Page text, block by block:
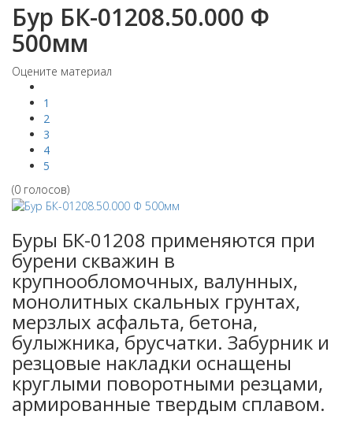
Бур БК-01208.50.000 Ф
500мм
Оцените материал
1
2
3
4
5
(0 голосов)
Буры БК-01208 применяются при
бурени скважин в
крупнообломочных, валунных,
монолитных скальных грунтах,
мерзлых асфальта, бетона,
булыжника, брусчатки. Забурник и
резцовые накладки оснащены
круглыми поворотными резцами,
армированные твердым сплавом.